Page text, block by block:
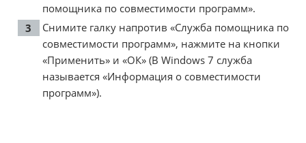
помощника по совместимости программ».
Снимите галку напротив «Служба помощника по
совместимости программ», нажмите на кнопки
«Применить» и «ОК» (В Windows 7 служба
называется «Информация о совместимости
программ»).